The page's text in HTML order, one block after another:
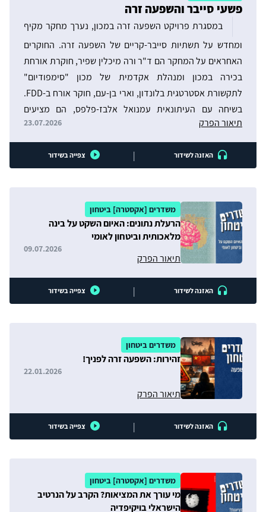
פשעי סייבר והשפעה זרה
במסגרת פרויקט השפעה זרה במכון, נערך מחקר מקיף
ומחדש על תשתיות סייבר-קריים של השפעה זרה. החוקרים
האחראים על המחקר הם ד"ר ורה מיכלין שפיר, חוקרת אורחת
בכירה במכון ומנהלת אקדמית של מכון "סימפודיום"
לתקשורת אסטרטגית בלונדון, וארי בן-עם, חוקר אורח ב-FDD.
בשיחה עם העיתונאית עמנואל אלבז-פלפס, הם מציעים
הסתכלות חדשה על השפעה זרה ומסבירים כי הדרך להתמודד
ולהיאבק בה היא לזהות נכון ולטפל בתשתיות הסייבר-קריים
דרכן היא עוברת, ובכלל את האקוסיסטם המאפשר למדינות לא
תיאור הפרק 23.07.2026
האזנה לשידור צפייה בשידור
משדרים [אקסטרה] ביטחון
הרעלת נתונים: האיום השקט על בינה
מלאכותית וביטחון לאומי
תיאור הפרק
09.07.2026
האזנה לשידור צפייה בשידור
משדרים ביטחון
זהירות: השפעה זרה לפניך!
תיאור הפרק
22.01.2026
האזנה לשידור צפייה בשידור
משדרים [אקסטרה] ביטחון
מי עורך את המציאות? הקרב על הנרטיב
הישראלי בויקיפדיה